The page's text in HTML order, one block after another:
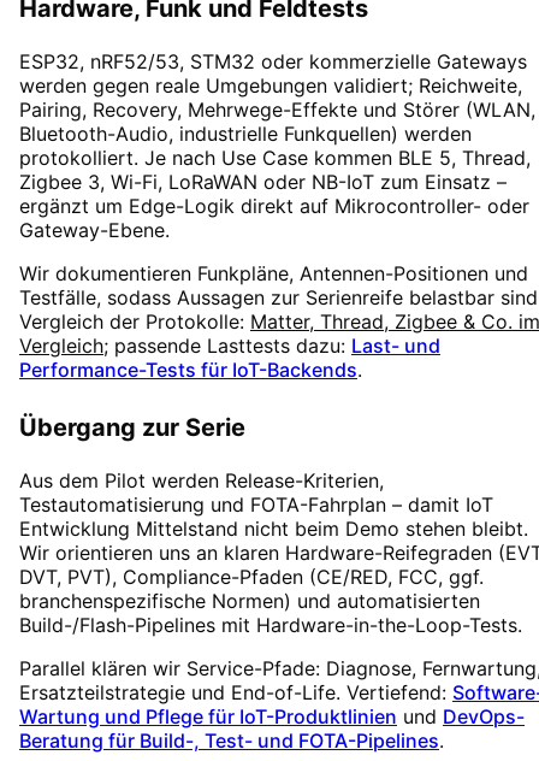
Hardware, Funk und Feldtests
ESP32, nRF52/53, STM32 oder kommerzielle Gateways
werden gegen reale Umgebungen validiert; Reichweite,
Pairing, Recovery, Mehrwege-Effekte und Störer (WLAN,
Bluetooth-Audio, industrielle Funkquellen) werden
protokolliert. Je nach Use Case kommen BLE 5, Thread,
Zigbee 3, Wi-Fi, LoRaWAN oder NB-IoT zum Einsatz –
ergänzt um Edge-Logik direkt auf Mikrocontroller- oder
Gateway-Ebene.
Wir dokumentieren Funkpläne, Antennen-Positionen und
Testfälle, sodass Aussagen zur Serienreife belastbar
Vergleich der Protokolle: Matter, Thread, Zigbee & Co. im
Vergleich; passende Lasttests dazu: Last- und
Performance-Tests für IoT-Backends.
Übergang zur Serie
Aus dem Pilot werden Release-Kriterien,
Testautomatisierung und FOTA-Fahrplan – damit IoT
Entwicklung Mittelstand nicht beim Demo stehen bleibt.
Wir orientieren uns an klaren Hardware-Reifegraden
DVT, PVT), Compliance-Pfaden (CE/RED, FCC, ggf.
branchen­spezifische Normen) und automatisierten
Build-/Flash-Pipelines mit Hardware-in-the-Loop-Tests.
Parallel klären wir Service-Pfade: Diagnose,
Ersatzteilstrategie und End-of-Life. Vertiefend:
Wartung und Pflege für IoT-Produktlinien und DevOps-
Beratung für Build-, Test- und FOTA-Pipelines.